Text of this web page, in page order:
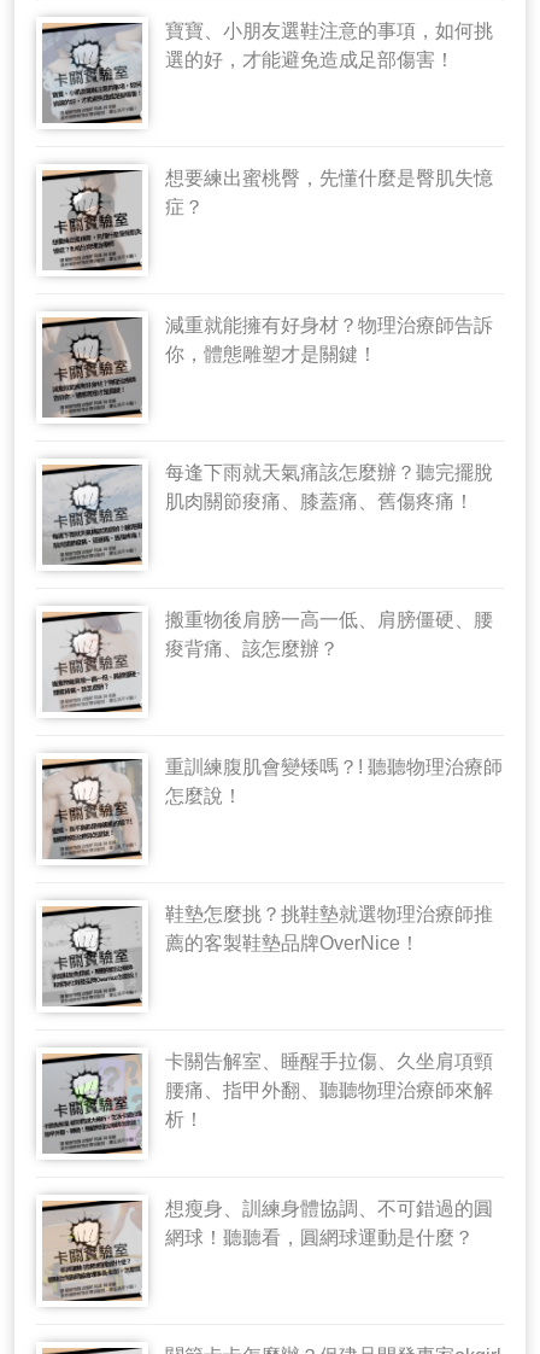
寶寶、小朋友選鞋注意的事項，如何挑
選的好，才能避免造成足部傷害！
想要練出蜜桃臀，先懂什麼是臀肌失憶
症？
減重就能擁有好身材？物理治療師告訴
你，體態雕塑才是關鍵！
每逢下雨就天氣痛該怎麼辦？聽完擺脫
肌肉關節痠痛、膝蓋痛、舊傷疼痛！
搬重物後肩膀一高一低、肩膀僵硬、腰
痠背痛、該怎麼辦？
重訓練腹肌會變矮嗎？! 聽聽物理治療師
怎麼說！
鞋墊怎麼挑？挑鞋墊就選物理治療師推
薦的客製鞋墊品牌OverNice！
卡關告解室、睡醒手拉傷、久坐肩項頸
腰痛、指甲外翻、聽聽物理治療師來解
析！
想瘦身、訓練身體協調、不可錯過的圓
網球！聽聽看，圓網球運動是什麼？